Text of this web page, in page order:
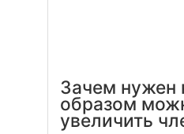
Зачем нужен
образом
увеличить